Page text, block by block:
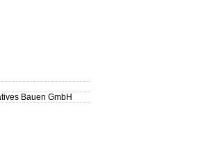
Bauen GmbH